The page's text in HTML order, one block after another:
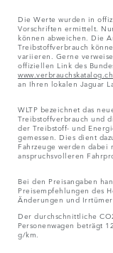
Die Werte wurden in
Vorschriften ermittelt.
können abweichen. Die
Treibstoffverbrauch
variieren. Gerne
offiziellen Link des
www.verbrauchskatalog.ch
an Ihren lokalen Jaguar
WLTP bezeichnet das
Treibstoffverbrauch und
der Treibstoff- und
gemessen. Dies dient
Fahrzeuge werden dabei
anspruchsvolleren
Bei den Preisangaben
Preisempfehlungen des
Änderungen und
Der durchschnittliche
Personenwagen beträgt
g/km.